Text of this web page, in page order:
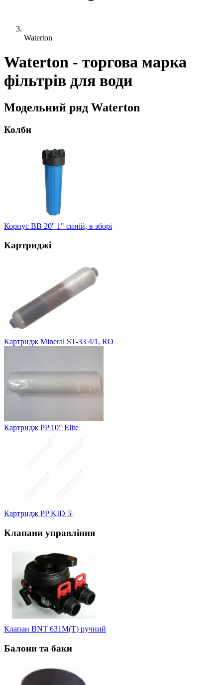
Waterton
Waterton - торгова марка
фільтрів для води
Модельний ряд Waterton
Колби
Корпус BB 20'' 1" синій, в зборі
Картриджі
Картридж Mineral ST-33 4/1, RO
Картридж PP 10" Elite
Картридж PP KID 5'
Клапани управління
Клапан BNT 631M(T) ручний
Балони та баки